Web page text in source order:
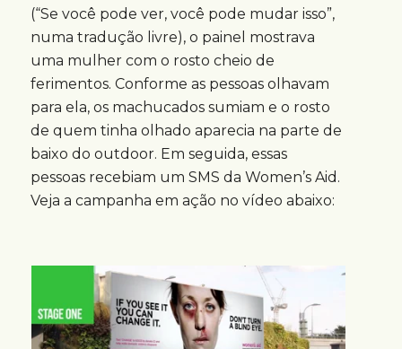
(“Se você pode ver, você pode mudar isso”,
numa tradução livre), o painel mostrava
uma mulher com o rosto cheio de
ferimentos. Conforme as pessoas olhavam
para ela, os machucados sumiam e o rosto
de quem tinha olhado aparecia na parte de
baixo do outdoor. Em seguida, essas
pessoas recebiam um SMS da Women’s Aid.
Veja a campanha em ação no vídeo abaixo: